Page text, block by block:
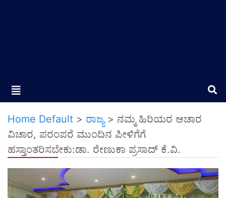
Home Default > ರಾಜ್ಯ> ನಮ್ಮ ಹಿರಿಯರ ಆಚಾರ
ವಿಚಾರ, ಪರಂಪರೆ ಮುಂದಿನ ಪೀಳಿಗೆಗೆ
ಹಸ್ತಾಂತರಿಸಬೇಕು:ಡಾ. ರೇಣುಕಾ ಪ್ರಸಾದ್ ಕೆ.ವಿ.